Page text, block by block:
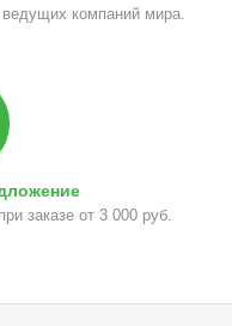
компаний мира.
заказе от 3 000 руб.